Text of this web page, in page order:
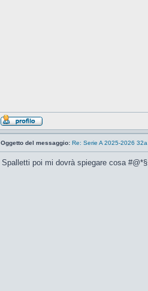
Oggetto del messaggio: Re: Serie A 2025-2026
Spalletti poi mi dovrà spiegare cosa